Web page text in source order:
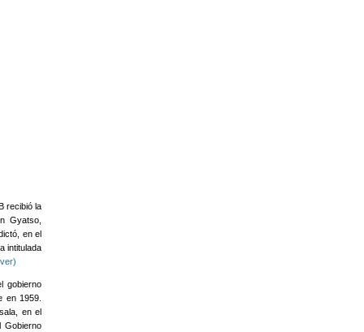
recibió la
Gyatso,
en el
intitulada
gobierno
en 1959.
en el
Gobierno